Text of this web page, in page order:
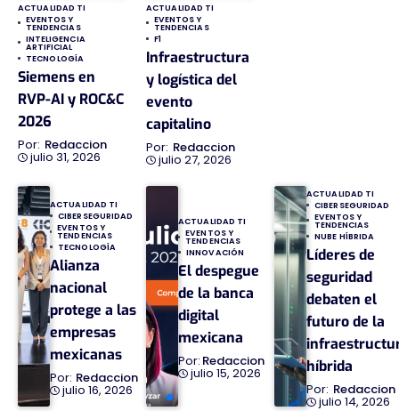
ACTUALIDAD TI
EVENTOS Y
TENDENCIAS
INTELIGENCIA
ARTIFICIAL
TECNOLOGÍA
Siemens en
RVP-AI y ROC&C
2026
Redaccion
julio 31, 2026
ACTUALIDAD TI
EVENTOS Y
TENDENCIAS
F1
Infraestructura
y logística del
evento
capitalino
Redaccion
julio 27, 2026
ACTUALIDAD TI
CIBERSEGURIDAD
EVENTOS Y
TENDENCIAS
TECNOLOGÍA
Alianza
nacional
protege a las
empresas
mexicanas
Redaccion
julio 16, 2026
ACTUALIDAD TI
EVENTOS Y
TENDENCIAS
INNOVACIÓN
El despegue
de la banca
digital
mexicana
Redaccion
julio 15, 2026
ACTUALIDAD TI
CIBERSEGURIDAD
EVENTOS Y
TENDENCIAS
NUBE HÍBRIDA
Líderes de
seguridad
debaten el
futuro de la
híbrida
Redaccion
julio 14, 2026